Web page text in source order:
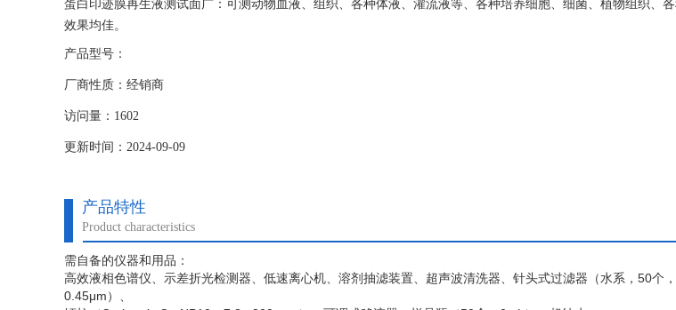
蛋白印迹膜再生液测试面广：可测动物血液、组织、各种体液、灌流液等、各种培养细胞、细菌、植物组织、
效果均佳。
产品型号：
厂商性质：经销商
访问量：1602
更新时间：2024-09-09
产品特性
Product characteristics
需自备的仪器和用品：
高效液相色谱仪、示差折光检测器、低速离心机、溶剂抽滤装置、超声波清洗器、针头式过滤器（水系， 50个
0.45μm）、